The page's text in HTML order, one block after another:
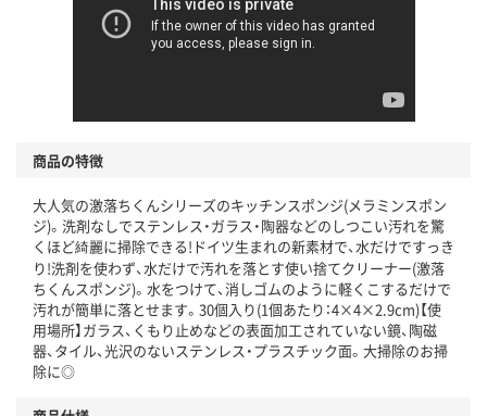
商品の特徴
大人気の激落ちくんシリーズのキッチンスポンジ(メラミンスポン
ジ)。洗剤なしでステンレス・ガラス・陶器などのしつこい汚れを驚
くほど綺麗に掃除できる!ドイツ生まれの新素材で、水だけですっき
り!洗剤を使わず、水だけで汚れを落とす使い捨てクリーナー(激落
ちくんスポンジ)。水をつけて、消しゴムのように軽くこするだけで
汚れが簡単に落とせます。30個入り(1個あたり：4×4×2.9cm)【使
用場所】ガラス、くもり止めなどの表面加工されていない鏡、陶磁
器、タイル、光沢のないステンレス・プラスチック面。大掃除のお掃
除に◎